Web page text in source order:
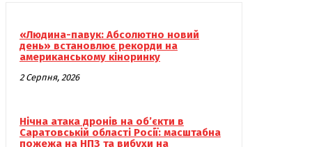
«Людина-павук: Абсолютно новий
день» встановлює рекорди на
американському кіноринку
2 Серпня, 2026
Нічна атака дронів на об’єкти в
Саратовській області Росії: масштабна
пожежа на НПЗ та вибухи на